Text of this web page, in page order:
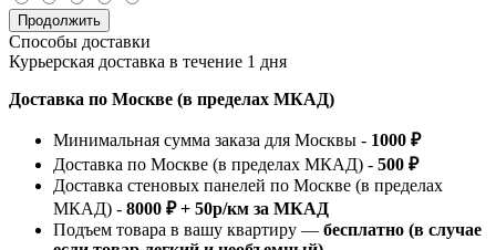
Продолжить
Способы доставки
Курьерская доставка в течение 1 дня
Доставка по Москве (в пределах МКАД)
Минимальная сумма заказа для Москвы - 1000 ₽
Доставка по Москве (в пределах МКАД) - 500 ₽
Доставка стеновых панелей по Москве (в пределах
МКАД) - 8000 ₽ + 50р/км за МКАД
Подъем товара в вашу квартиру — бесплатно (в случае